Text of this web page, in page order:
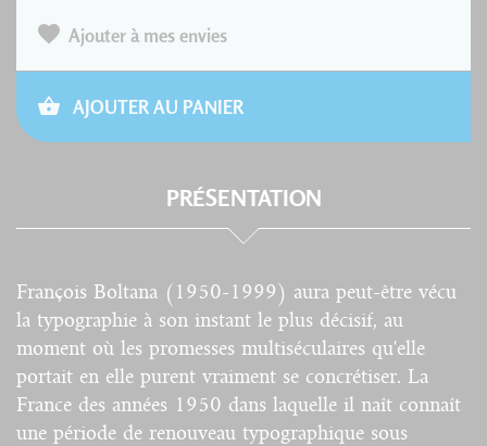
Ajouter à mes envies
AJOUTER AU PANIER
PRÉSENTATION
François Boltana (1950-1999) aura peut-être vécu
la typographie à son instant le plus décisif, au
moment où les promesses multiséculaires qu'elle
portait en elle purent vraiment se concrétiser. La
France des années 1950 dans laquelle il naît connaît
une période de renouveau typographique sous